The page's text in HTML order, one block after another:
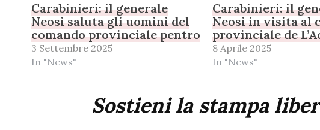
Carabinieri: il generale
Neosi saluta gli uomini del
comando provinciale pentro
3 Settembre 2025
In "News"
Carabinieri: il
Neosi in visita al
provinciale de
8 Aprile 2025
In "News"
Sostieni la stampa